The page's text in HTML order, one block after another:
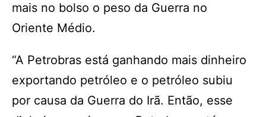
mais no bolso o peso da Guerra no
Oriente Médio.
“A Petrobras está ganhando mais dinheiro
exportando petróleo e o petróleo subiu
por causa da Guerra do Irã. Então, esse